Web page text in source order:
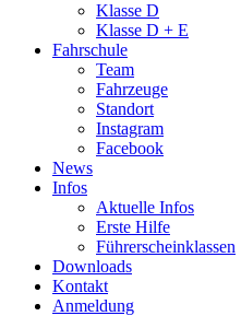
Klasse D
Klasse D + E
Fahrschule
Team
Fahrzeuge
Standort
Instagram
Facebook
News
Infos
Aktuelle Infos
Erste Hilfe
Führerscheinklassen
Downloads
Kontakt
Anmeldung